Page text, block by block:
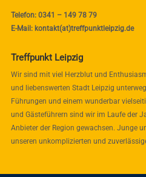
Telefon: 0341 – 149 78 79
E-Mail: kontakt(at)treffpunktleipzig.de
Treffpunkt Leipzig
Wir sind mit viel Herzblut und
und liebenswerten Stadt Leipzig
Führungen und einem wunderbar
und Gästeführern sind wir im Laufe der
Anbieter der Region gewachsen. Junge
unseren unkomplizierten und